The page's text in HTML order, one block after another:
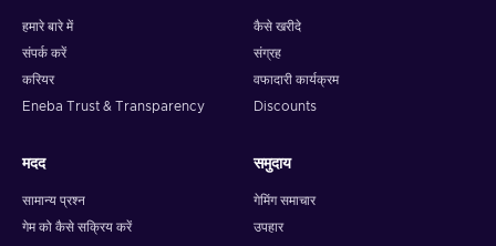
हमारे बारे में
संपर्क करें
करियर
Eneba Trust & Transparency
कैसे खरीदे
संग्रह
वफादारी कार्यक्रम
Discounts
मदद
सामान्य प्रश्न
गेम को कैसे सक्रिय करें
समुदाय
गेमिंग समाचार
उपहार